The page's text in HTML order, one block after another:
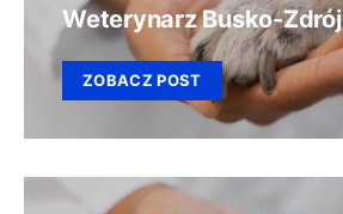
Weterynarz Busko-Zdrój
ZOBACZ POST